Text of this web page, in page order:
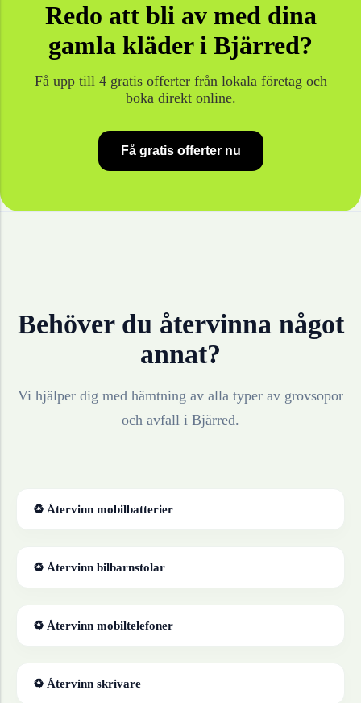
Redo att bli av med dina
gamla kläderi Bjärred?
Få upp till 4 gratis offerter från lokala företag och
boka direkt online.
Få gratis offerter nu
Behöver du återvinna något
annat?
Vi hjälper dig med hämtning av alla typer av grovsopor
och avfall i Bjärred.
♻ Återvinn mobilbatterier
♻ Återvinn bilbarnstolar
♻ Återvinn mobiltelefoner
♻ Återvinn skrivare